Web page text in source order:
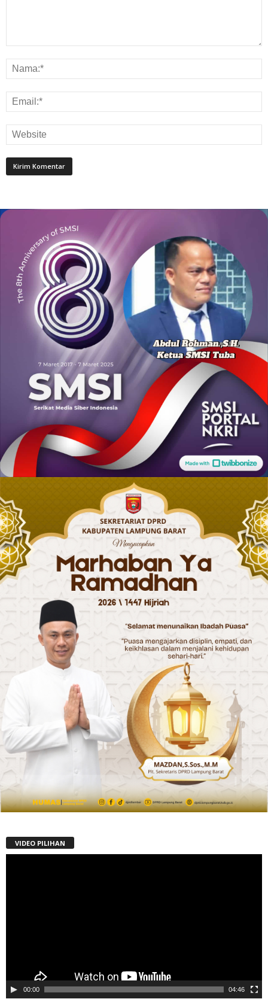
VIDEO PILIHAN
00:00 04:46